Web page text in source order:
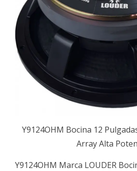
Y9124OHM Bocina 12
Array Alta
Y9124OHM Marca LOUDER